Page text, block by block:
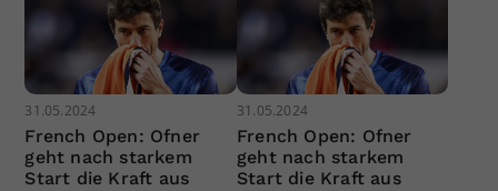
31.05.2024
French Open: Ofner
geht nach starkem
Start die Kraft aus
31.05.2024
French Open: Ofner
geht nach starkem
Start die Kraft aus